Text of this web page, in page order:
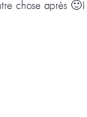
chose après 🙂)